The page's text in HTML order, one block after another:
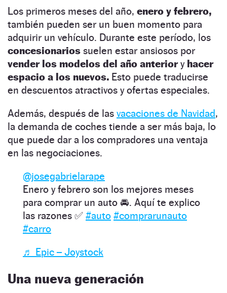
Los primeros meses del año, enero y febrero,
también pueden ser un buen momento para
adquirir un vehículo. Durante este período, los
concesionarios suelen estar ansiosos por
vender los modelos del año anteriory hacer
espacio a los nuevos. Esto puede traducirse
en descuentos atractivos y ofertas especiales.
Además, después de las vacaciones de Navidad,
la demanda de coches tiende a ser más baja, lo
que puede dar a los compradores una ventaja
en las negociaciones.
@josegabrielarape
Enero y febrero son los mejores meses
para comprar un auto 🚘. Aquí te explico
las razones ✅ #auto #comprarunauto
#carro
♬ Epic – Joystock
Una nueva generación